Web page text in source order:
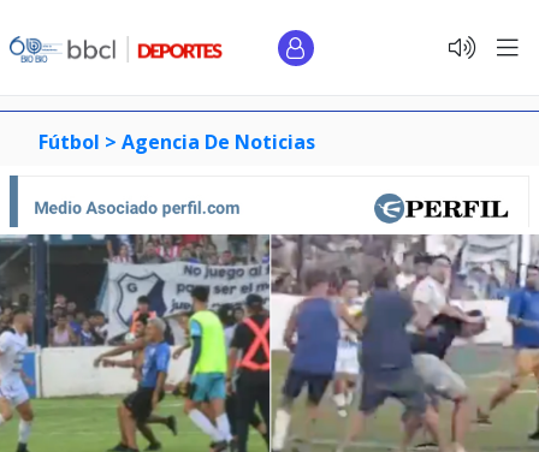
Fútbol > Agencia De Noticias